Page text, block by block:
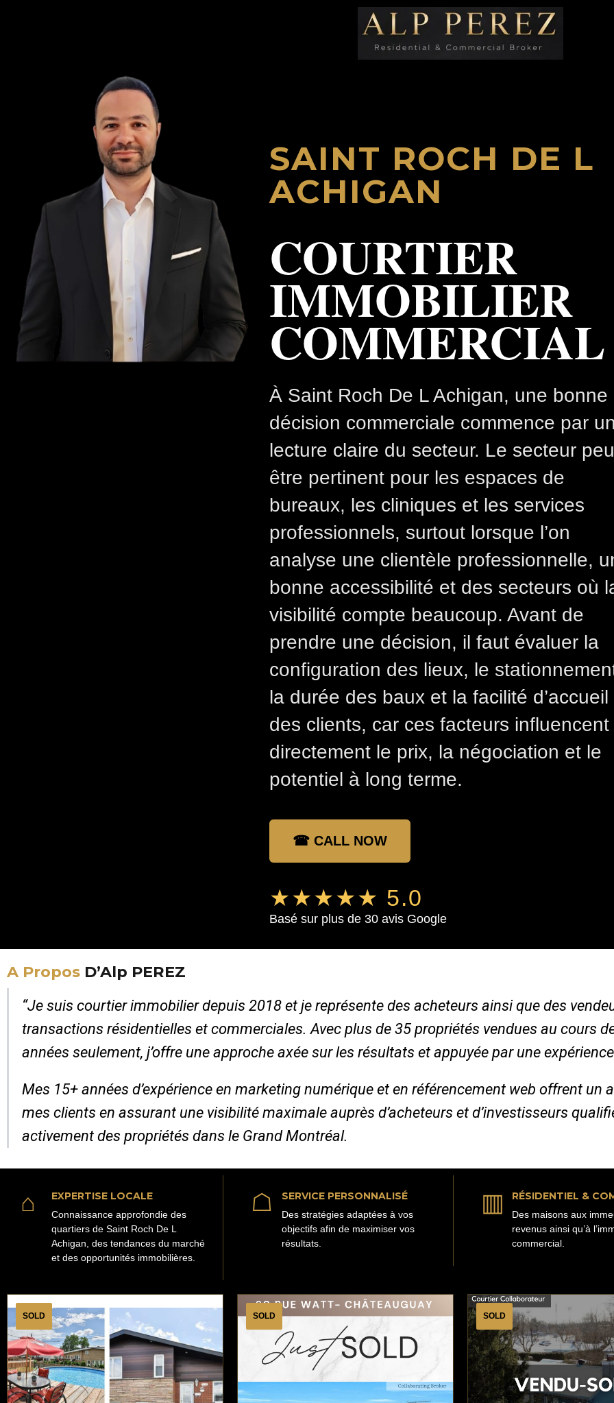
SAINT ROCH DE L
ACHIGAN
COURTIER
IMMOBILIER
COMMERCIAL
À Saint Roch De L Achigan, une bonne
décision commerciale commence par
lecture claire du secteur. Le secteur
être pertinent pour les espaces de
bureaux, les cliniques et les services
professionnels, surtout lorsque l’on
analyse une clientèle professionnelle,
bonne accessibilité et des secteurs où
visibilité compte beaucoup. Avant de
prendre une décision, il faut évaluer la
configuration des lieux, le
la durée des baux et la facilité d’accueil
des clients, car ces facteurs influencent
directement le prix, la négociation et le
potentiel à long terme.
☎ CALL NOW
★★★★★ 5.0
Basé sur plus de 30 avis Google
A Propos D’Alp PEREZ
“Je suis courtier immobilier depuis 2018 et je représente des acheteurs ainsi que des
transactions résidentielles et commerciales. Avec plus de 35 propriétés vendues au cours
années seulement, j’offre une approche axée sur les résultats et appuyée par une
Mes 15+ années d’expérience en marketing numérique et en référencement web offrent un
mes clients en assurant une visibilité maximale auprès d’acheteurs et d’investisseurs
activement des propriétés dans le Grand Montréal.
⌂ EXPERTISE LOCALE
Connaissance approfondie des
quartiers de Saint Roch De L
Achigan, des tendances du marché
et des opportunités immobilières.
☖ SERVICE PERSONNALISÉ
Des stratégies adaptées à vos
objectifs afin de maximiser vos
résultats.
▥ RÉSIDENTIEL &
Des maisons aux
revenus ainsi qu’à
commercial.
SOLD SOLD SOLD